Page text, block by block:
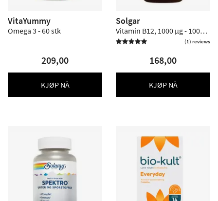
VitaYummy
Omega 3 - 60 stk
209,00
KJØP NÅ
Solgar
Vitamin B12, 1000 µg - 100
sugetabl.
 (1) reviews
168,00
KJØP NÅ